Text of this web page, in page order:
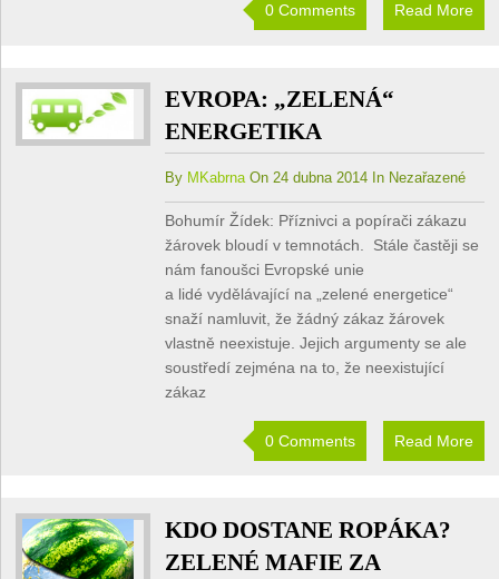
0 Comments Read More
EVROPA: „ZELENÁ“
ENERGETIKA
By MKabrnaOn 24 dubna 2014 In Nezařazené
Bohumír Žídek: Příznivci a popírači zákazu
žárovek bloudí v temnotách. Stále častěji se
nám fanoušci Evropské unie
a lidé vydělávající na „zelené energetice“
snaží namluvit, že žádný zákaz žárovek
vlastně neexistuje. Jejich argumenty se ale
soustředí zejména na to, že neexistující
zákaz
0 Comments Read More
KDO DOSTANE ROPÁKA?
ZELENÉ MAFIE ZA